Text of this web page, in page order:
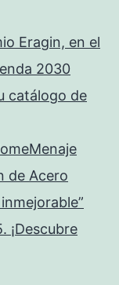
Eragin, en el
2030
catálogo de
de Acero
¡Descubre